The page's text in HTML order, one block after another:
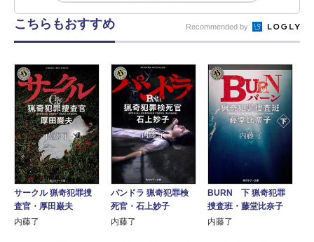
こちらもおすすめ Recommended by
サークル 猟奇犯罪捜
査官・厚田巌夫
内藤了
パンドラ 猟奇犯罪検
死官・石上妙子
内藤了
BURN 下 猟奇犯罪
捜査班・藤堂比奈子
内藤了